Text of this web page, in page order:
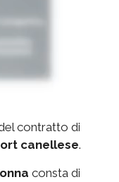
contratto di
canellese.
consta di